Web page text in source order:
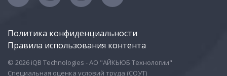
Политика конфиденциальности
Правила использования контента
© 2026 iQB Technologies - АО "АЙКЬЮБ Технологии"
Специальная оценка условий труда (СОУТ)